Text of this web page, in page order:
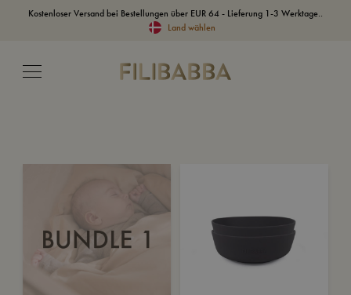
Kostenloser Versand bei Bestellungen über EUR 64 - Lieferung 1-3 Werktage..
Land wählen